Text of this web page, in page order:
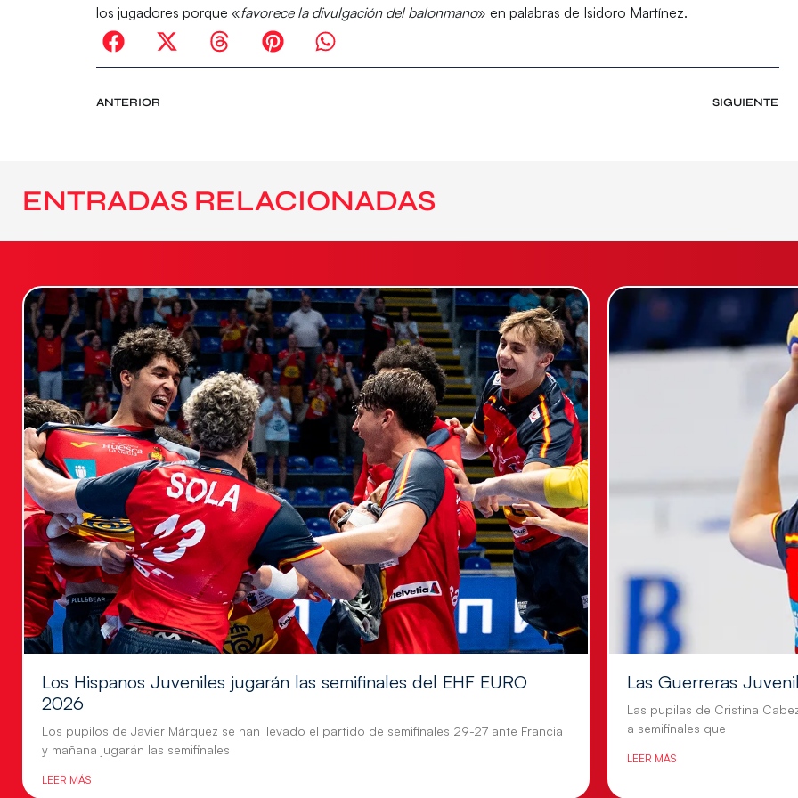
los jugadores porque «favorece la divulgación del balonmano» en palabras de Isidoro Martínez.
ANTERIOR SIGUIENTE
ENTRADAS RELACIONADAS
Los Hispanos Juveniles jugarán las semifinales del EHF EURO
2026
Los pupilos de Javier Márquez se han llevado el partido de semifinales 29-27 ante Francia
y mañana jugarán las semifinales
LEER MÁS
Las Guerreras
Las pupilas de Cristina
a semifinales que
LEER MÁS